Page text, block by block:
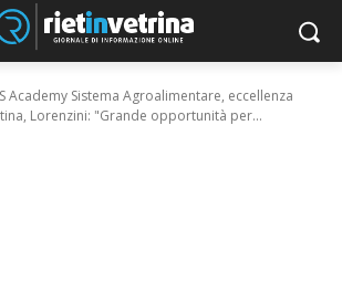
Academy Sistema Agroalimentare, eccellenza
Lorenzini: "Grande opportunità per...